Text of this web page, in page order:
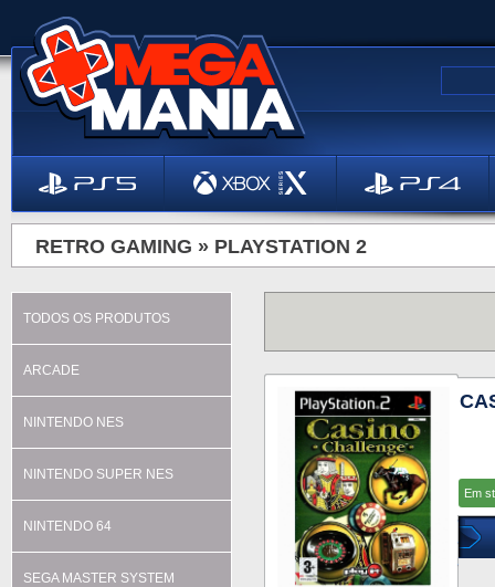
RETRO GAMING » PLAYSTATION 2
TODOS OS PRODUTOS
ARCADE
NINTENDO NES
NINTENDO SUPER NES
NINTENDO 64
SEGA MASTER SYSTEM
Em